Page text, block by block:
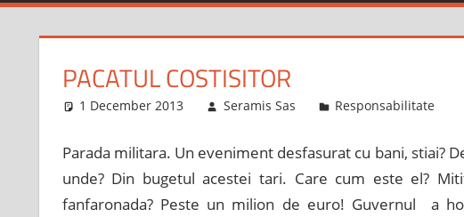
PACATUL COSTISITOR
1 December 2013 Seramis Sas Responsabilitate
Parada militara. Un eveniment desfasurat cu bani, stiai?
unde? Din bugetul acestei tari. Care cum este el?
fanfaronada? Peste un milion de euro! Guvernul a